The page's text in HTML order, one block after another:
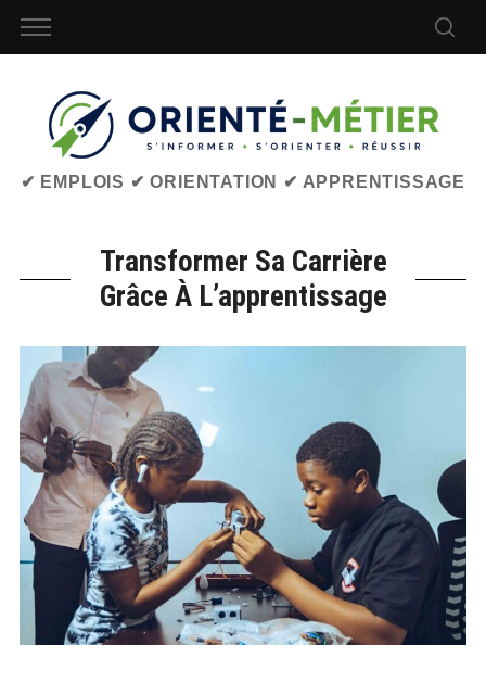
✔ EMPLOIS ✔ ORIENTATION ✔ APPRENTISSAGE
Transformer Sa Carrière
Grâce À L’apprentissage